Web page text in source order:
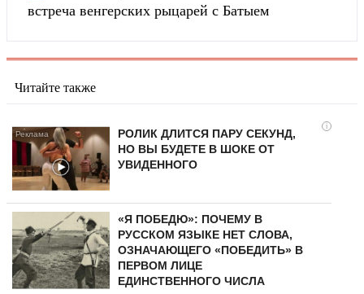
встреча венгерских рыцарей с Батыем
Читайте также
i
РОЛИК ДЛИТСЯ ПАРУ СЕКУНД,
НО ВЫ БУДЕТЕ В ШОКЕ ОТ
УВИДЕННОГО
«Я ПОБЕДЮ»: ПОЧЕМУ В
РУССКОМ ЯЗЫКЕ НЕТ СЛОВА,
ОЗНАЧАЮЩЕГО «ПОБЕДИТЬ» В
ПЕРВОМ ЛИЦЕ
ЕДИНСТВЕННОГО ЧИСЛА